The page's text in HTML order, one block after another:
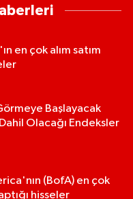
en çok alım satım
Başlayacak
Olacağı Endeksler
(BofA) en çok
hisseler